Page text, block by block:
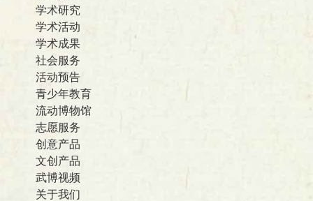
学术研究
学术活动
学术成果
社会服务
活动预告
青少年教育
流动博物馆
志愿服务
创意产品
文创产品
武博视频
关于我们